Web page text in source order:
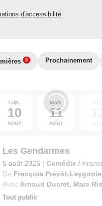
d'accessibilité
6 Prochainement
LUN.
10
AOÛT
MAR.
11
AOÛT
Les Gendarmes
5 août 2026 | Comédie /
De François Prévôt-Leygonie
Avec Arnaud Ducret, Marc
Tout public